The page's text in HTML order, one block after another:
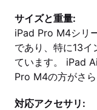
サイズと重量:
iPad Pro M4シリ
であり、特に13イ
ています。 iPad
Pro M4の方がさ
対応アクセサリ: